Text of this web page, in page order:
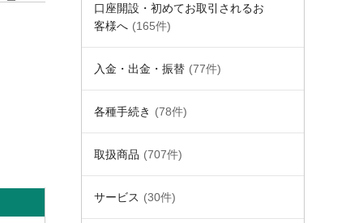
口座開設・初めてお取引されるお
客様へ (165件)
入金・出金・振替 (77件)
各種手続き (78件)
取扱商品 (707件)
サービス (30件)